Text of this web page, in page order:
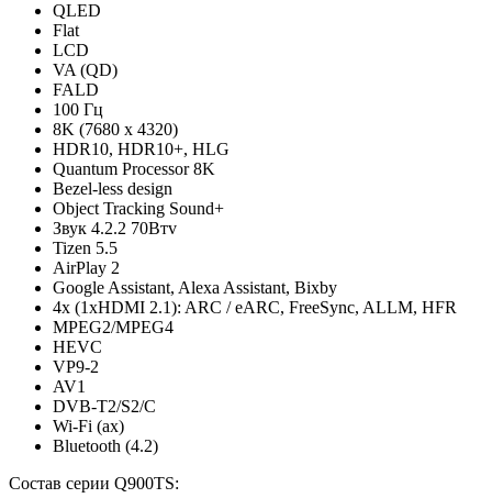
QLED
Flat
LCD
VA (QD)
FALD
100 Гц
8K (7680 x 4320)
HDR10, HDR10+, HLG
Quantum Processor 8K
Bezel-less design
Object Tracking Sound+
Звук 4.2.2 70Втv
Tizen 5.5
AirPlay 2
Google Assistant, Alexa Assistant, Bixby
4x (1хHDMI 2.1): ARC / eARC, FreeSync, ALLM, HFR
MPEG2/MPEG4
HEVC
VP9-2
AV1
DVB-T2/S2/C
Wi-Fi (ax)
Bluetooth (4.2)
Состав серии Q900TS: